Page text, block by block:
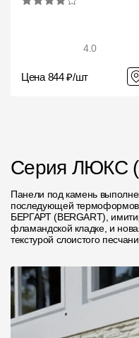
4.0
Цена 844 ₽/шт
Серия ЛЮКС
Панели под камень
последующей
БЕРГАРТ (BERGART),
фламандской кладке, и
текстурой слоистого